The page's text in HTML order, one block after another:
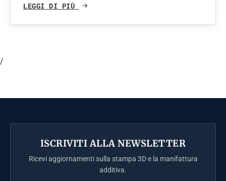
LEGGI DI PIÙ
/
ISCRIVITI ALLA NEWSLETTER
Ricevi aggiornamenti sulla stampa 3D e la manifattura
additiva.